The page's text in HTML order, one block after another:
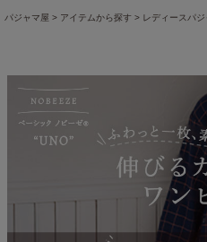
パジャマ屋 アイテムから探す レディースパジ